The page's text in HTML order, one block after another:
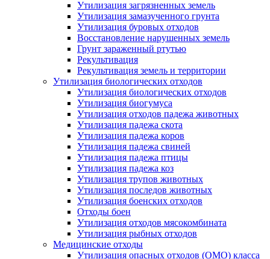
Утилизация загрязненных земель
Утилизация замазученного грунта
Утилизация буровых отходов
Восстановление нарушенных земель
Грунт зараженный ртутью
Рекультивация
Рекультивация земель и территории
Утилизация биологических отходов
Утилизация биологических отходов
Утилизация биогумуса
Утилизация отходов падежа животных
Утилизация падежа скота
Утилизация падежа коров
Утилизация падежа свиней
Утилизация падежа птицы
Утилизация падежа коз
Утилизация трупов животных
Утилизация последов животных
Утилизация боенских отходов
Отходы боен
Утилизация отходов мясокомбината
Утилизация рыбных отходов
Медицинские отходы
Утилизация опасных отходов (ОМО) класса